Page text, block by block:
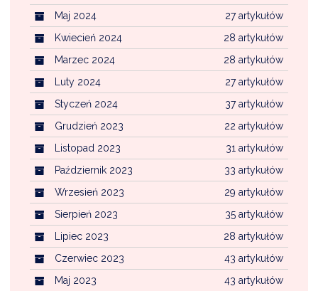
27 artykułów
Maj 2024
28 artykułów
Kwiecień 2024
28 artykułów
Marzec 2024
27 artykułów
Luty 2024
37 artykułów
Styczeń 2024
22 artykułów
Grudzień 2023
31 artykułów
Listopad 2023
33 artykułów
Październik 2023
29 artykułów
Wrzesień 2023
35 artykułów
Sierpień 2023
28 artykułów
Lipiec 2023
43 artykułów
Czerwiec 2023
43 artykułów
Maj 2023